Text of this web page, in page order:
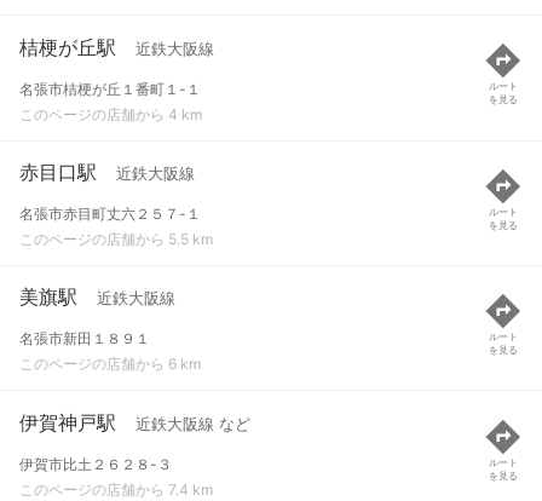
桔梗が丘駅 近鉄大阪線
名張市桔梗が丘１番町１-１
このページの店舗から 4 km
ルート
を見る
赤目口駅 近鉄大阪線
名張市赤目町丈六２５７-１
このページの店舗から 5.5 km
ルート
を見る
美旗駅 近鉄大阪線
名張市新田１８９１
このページの店舗から 6 km
ルート
を見る
伊賀神戸駅 近鉄大阪線 など
伊賀市比土２６２８-３
このページの店舗から 7.4 km
ルート
を見る